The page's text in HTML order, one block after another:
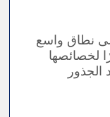
نطاق واسع
لخصائصها
الجذور